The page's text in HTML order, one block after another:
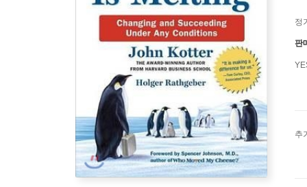
정
판
추